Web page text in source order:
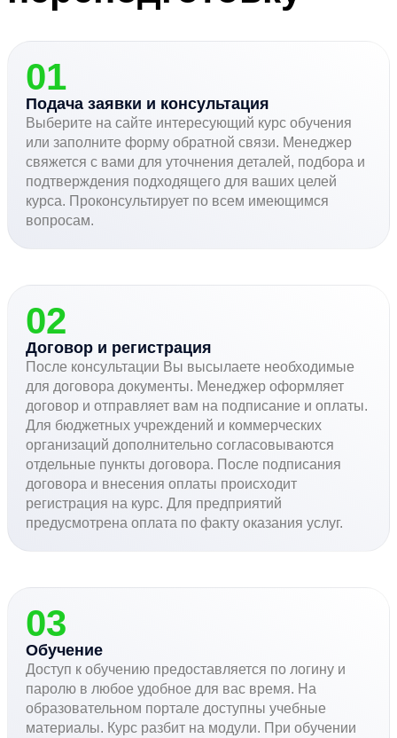
01
Подача заявки и консультация
Выберите на сайте интересующий курс обучения
или заполните форму обратной связи. Менеджер
свяжется с вами для уточнения деталей, подбора и
подтверждения подходящего для ваших целей
курса. Проконсультирует по всем имеющимся
вопросам.
02
Договор и регистрация
После консультации Вы высылаете необходимые
для договора документы. Менеджер оформляет
договор и отправляет вам на подписание и оплаты.
Для бюджетных учреждений и коммерческих
организаций дополнительно согласовываются
отдельные пункты договора. После подписания
договора и внесения оплаты происходит
регистрация на курс. Для предприятий
предусмотрена оплата по факту оказания услуг.
03
Обучение
Доступ к обучению предоставляется по логину и
паролю в любое удобное для вас время. На
образовательном портале доступны учебные
материалы. Курс разбит на модули. При обучении